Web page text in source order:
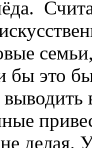
семьи,
бы это
делая.